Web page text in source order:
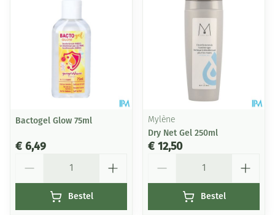
Bactogel Glow 75ml
€ 6,49
Bestel
Mylène
Dry Net Gel 250ml
€ 12,50
Bestel